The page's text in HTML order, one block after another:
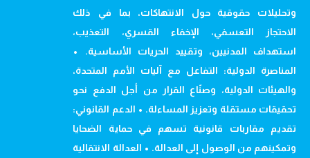
وتحليلات حقوقية حول الانتهاكات، بما في ذلك
الاحتجاز التعسفي، الإخفاء القسري، التعذيب،
استهداف المدنيين، وتقييد الحريات الأساسية. •
المناصرة الدولية: التفاعل مع آليات الأمم المتحدة،
والهيئات الدولية، وصنّاع القرار من أجل الدفع نحو
تحقيقات مستقلة وتعزيز المساءلة. • الدعم القانوني:
تقديم مقاربات قانونية تسهم في حماية الضحايا
وتمكينهم من الوصول إلى العدالة. • العدالة الانتقالية